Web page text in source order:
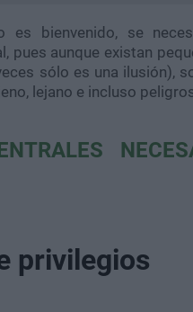
bienvenido, se
pues aunque existan
sólo es una ilusión),
lejano e incluso
privilegios